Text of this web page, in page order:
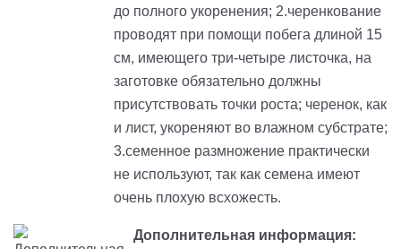
до полного укоренения; 2.черенкование
проводят при помощи побега длиной 15
см, имеющего три-четыре листочка, на
заготовке обязательно должны
присутствовать точки роста; черенок, как
и лист, укореняют во влажном субстрате;
3.семенное размножение практически
не используют, так как семена имеют
очень плохую всхожесть.
Дополнительная информация: